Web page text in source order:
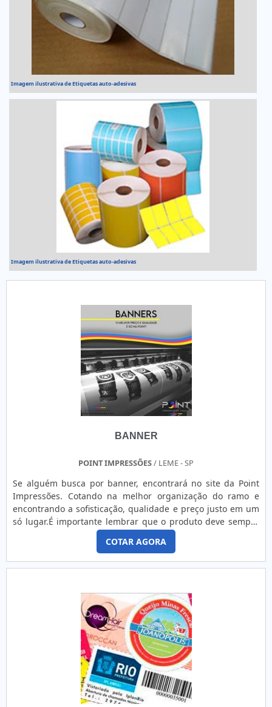
Imagem ilustrativa de Etiquetas auto-adesivas
Imagem ilustrativa de Etiquetas auto-adesivas
BANNER
POINT IMPRESSÕES/ LEME - SP
Se alguém busca por banner, encontrará no site da Point
Impressões. Cotando na melhor organização do ramo e
encontrando a sofisticação, qualidade e preço justo em um
só lugar.É importante lembrar que o produto deve sempre
ser adquirido com empresas especializadas no segmento.
Esse tipo de cuidado ajuda a garantir a qualidade e
durabilidade dos materiais, além de evitar prejuízos com
substituições frequentes de produtos que não cumprem
poupar gastos desnecessários.DIFERENCIAIS IMPORTANTES
DE BANNERSe alguém procurar por banner em uma
empresa inovadora, descobre o site da Point Impressões. A
empresa tem em seu escopo adesivos e películas para
portas de vidro, oferecendo o que há de melhor em
tecnologia ao cliente.Sem trocar o foco sobre banner, é
importante buscar uma empresa que tenha produtos e
serviços com ótima qualidade e excelente custo-benefício,
características simples, mas que mostram o
COTAR AGORA